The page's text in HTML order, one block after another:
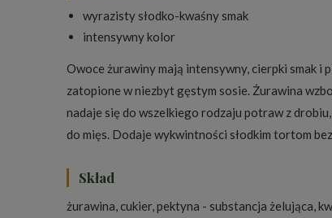
wyrazisty słodko-kwaśny smak
intensywny kolor
Owoce żurawiny mają intensywny, cierpki smak
zatopione w niezbyt gęstym sosie. Żurawina
nadaje się do wszelkiego rodzaju potraw z
do mięs. Dodaje wykwintności słodkim tortom
Skład
żurawina, cukier, pektyna - substancja żelująca,